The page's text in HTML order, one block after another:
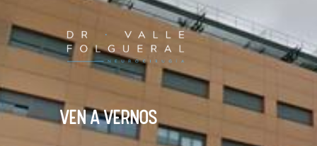
VEN A VERNOS